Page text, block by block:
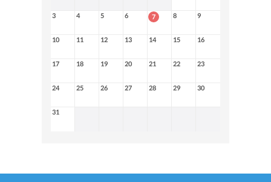
3 4 5 6 7 8 9
10 11 12 13 14 15 16
17 18 19 20 21 22 23
24 25 26 27 28 29 30
31